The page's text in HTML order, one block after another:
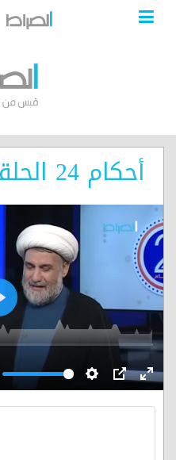
أحكام 24 الحلقة 168